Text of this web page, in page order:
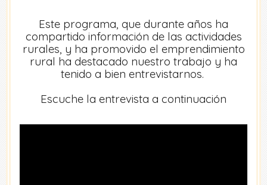
Este programa, que durante años ha
compartido información de las actividades
rurales, y ha promovido el emprendimiento
rural ha destacado nuestro trabajo y ha
tenido a bien entrevistarnos.
Escuche la entrevista a continuación